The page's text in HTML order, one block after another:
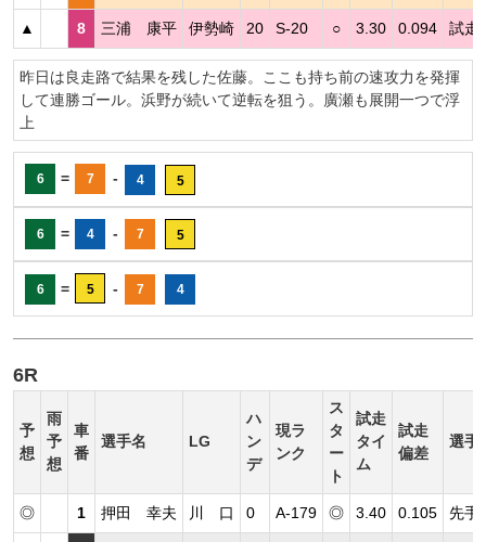
▲ 8 三浦 康平 伊勢崎 20 S-20 ○ 3.30 0.094 試走
昨日は良走路で結果を残した佐藤。ここも持ち前の速攻力を発揮
して連勝ゴール。浜野が続いて逆転を狙う。廣瀬も展開一つで浮
上
6 = 7 - 4 5
6 = 4 - 7 5
6 = 5 - 7 4
6R
予
想
雨
予
想
車
番
選手名 LG
ハ
ン
デ
現ラ
ンク
ス
タ
ー
ト
試走
タイ
ム
試走
偏差
選手
◎ 1 押田 幸夫 川 口 0 A-179 ◎ 3.40 0.105 先手